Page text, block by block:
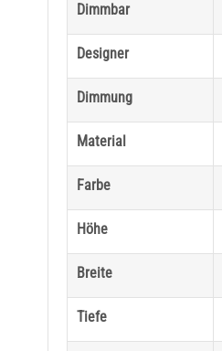
Dimmbar
Designer
Dimmung
Material
Farbe
Höhe
Breite
Tiefe